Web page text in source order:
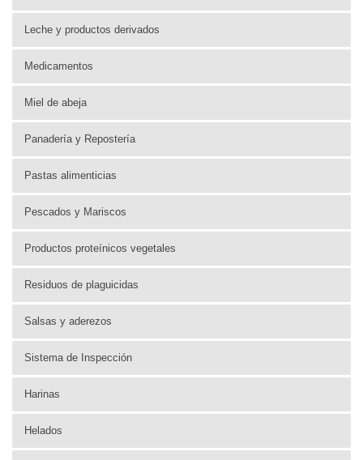
Leche y productos derivados
Medicamentos
Miel de abeja
Panadería y Repostería
Pastas alimenticias
Pescados y Mariscos
Productos proteínicos vegetales
Residuos de plaguicidas
Salsas y aderezos
Sistema de Inspección
Harinas
Helados